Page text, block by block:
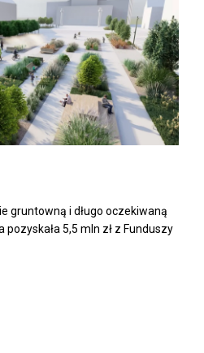
gruntowną i długo oczekiwaną
5,5 mln zł z Funduszy